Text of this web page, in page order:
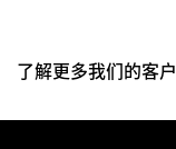
了解更多我们的客